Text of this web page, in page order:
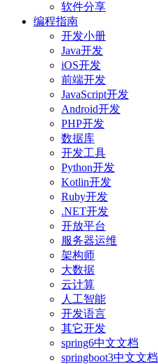
软件分享
编程指南
开发小册
Java开发
iOS开发
前端开发
JavaScript开发
Android开发
PHP开发
数据库
开发工具
Python开发
Kotlin开发
Ruby开发
.NET开发
开放平台
服务器运维
架构师
大数据
云计算
人工智能
开发语言
其它开发
spring6中文文档
springboot3中文文档